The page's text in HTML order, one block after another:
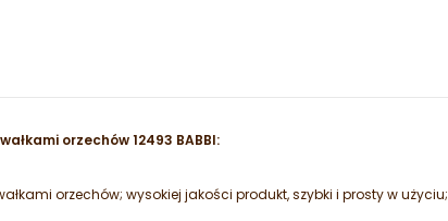
orzechów 12493 BABBI:
orzechów; wysokiej jakości produkt, szybki i prosty w użyciu;